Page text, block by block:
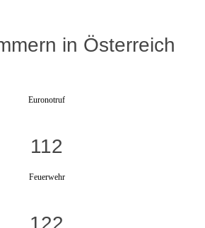
in Österreich
Euronotruf
112
Feuerwehr